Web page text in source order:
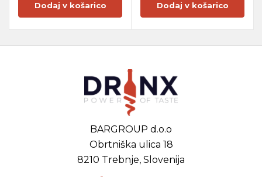
Dodaj v košarico Dodaj v košarico
BARGROUP d.o.o
Obrtniška ulica 18
8210 Trebnje, Slovenija